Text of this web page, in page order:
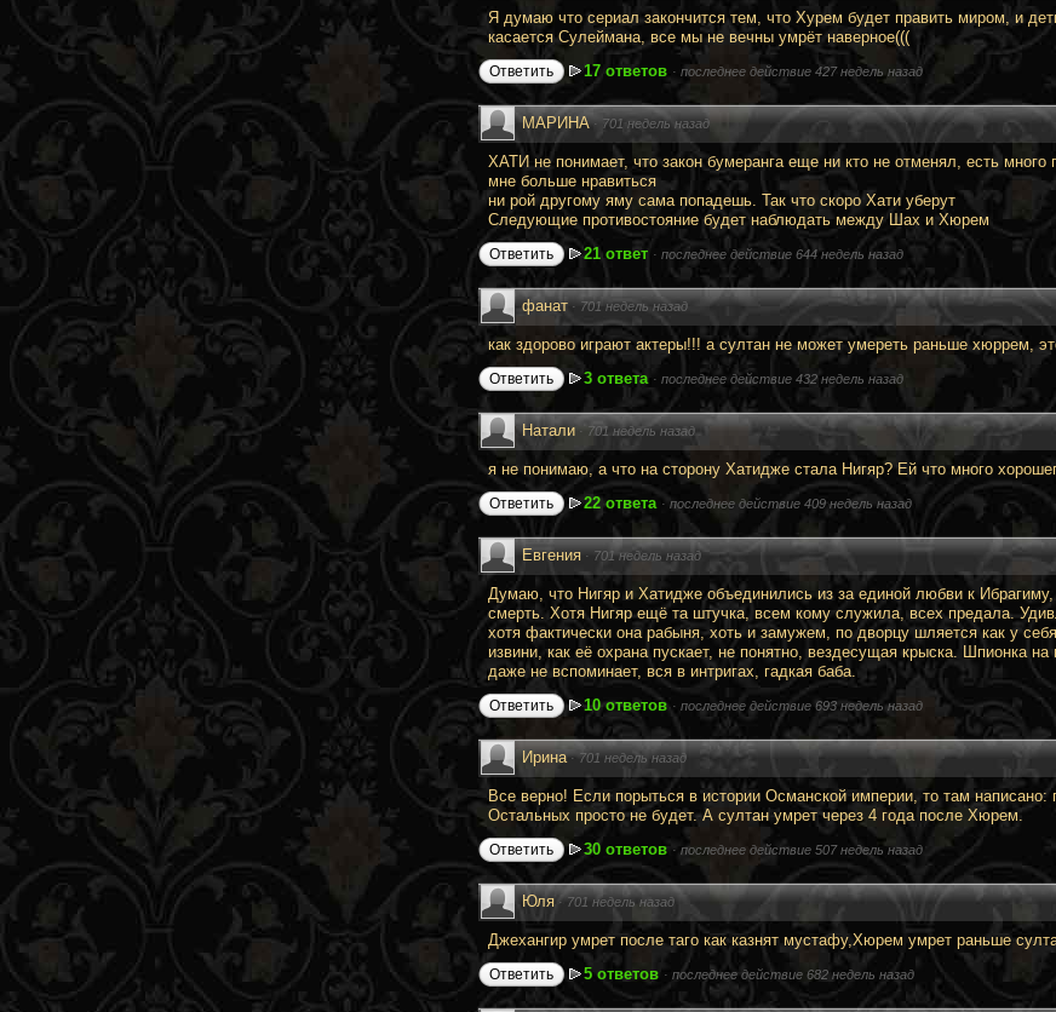
Я думаю что сериал закончится тем, что Хурем будет править миром, и
касается Сулеймана, все мы не вечны умрёт наверное(((
Ответить 17 ответов · последнее действие 427 недель назад
МАРИНА · 701 недель назад
ХАТИ не понимает, что закон бумеранга еще ни кто не отменял, есть много
мне больше нравиться
ни рой другому яму сама попадешь. Так что скоро Хати уберут
Следующие противостояние будет наблюдать между Шах и Хюрем
Ответить 21 ответ · последнее действие 644 недель назад
фанат · 701 недель назад
как здорово играют актеры!!! а султан не может умереть раньше хюррем,
Ответить 3 ответа · последнее действие 432 недель назад
Натали ·701 недель назад
я не понимаю, а что на сторону Хатидже стала Нигяр? Ей что много
Ответить 22 ответа · последнее действие 409 недель назад
Евгения · 701 недель назад
Думаю, что Нигяр и Хатидже объединились из за единой любви к
смерть. Хотя Нигяр ещё та штучка, всем кому служила, всех предала.
хотя фактически она рабыня, хоть и замужем, по дворцу шляется как у
извини, как её охрана пускает, не понятно, вездесущая крыска. Шпионка
даже не вспоминает, вся в интригах, гадкая баба.
Ответить 10 ответов· последнее действие 693 недель назад
Ирина ·701 недель назад
Все верно! Если порыться в истории Османской империи, то там написано:
Остальных просто не будет. А султан умрет через 4 года после Хюрем.
Ответить 30 ответов · последнее действие 507 недель назад
Юля ·701 недель назад
Джехангир умрет после таго как казнят мустафу,Хюрем умрет раньше
Ответить 5 ответов · последнее действие 682 недель назад